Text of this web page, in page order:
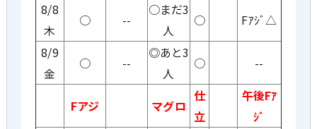
8/8
木
○ --
○まだ3
人
○
Fｱｼﾞ△
8/9
金
○ --
◎あと3
人
○ --
Fアジ マグロ
仕
立
午後Fｱ
ｼﾞ